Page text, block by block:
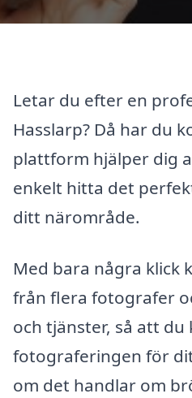
Letar du efter en
Hasslarp? Då har du
plattform hjälper dig
enkelt hitta det
ditt närområde.
Med bara några klick
från flera fotografer
och tjänster, så att
fotograferingen för
om det handlar om